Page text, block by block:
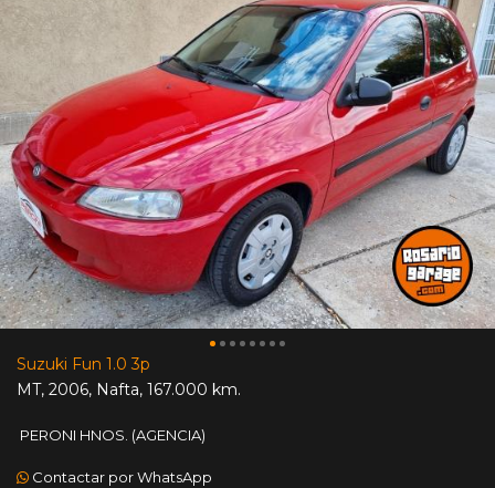
Suzuki Fun 1.0 3p
MT, 2006, Nafta, 167.000 km.
PERONI HNOS. (AGENCIA)
Contactar por WhatsApp